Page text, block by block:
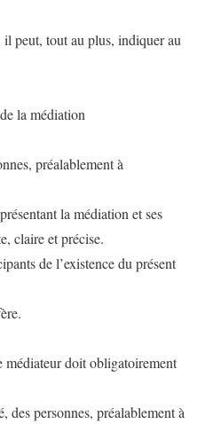
peut, tout au plus, indiquer au
la médiation
préalablement à
la médiation et ses
claire et précise.
de l’existence du présent
doit obligatoirement
des personnes, préalablement à